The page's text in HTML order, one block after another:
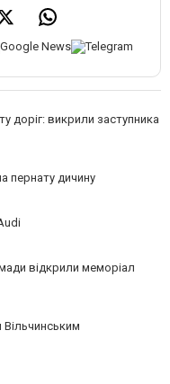
доріг: викрили заступника
пернату дичину
відкрили меморіал
Вільчинським